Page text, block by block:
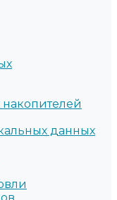
данных